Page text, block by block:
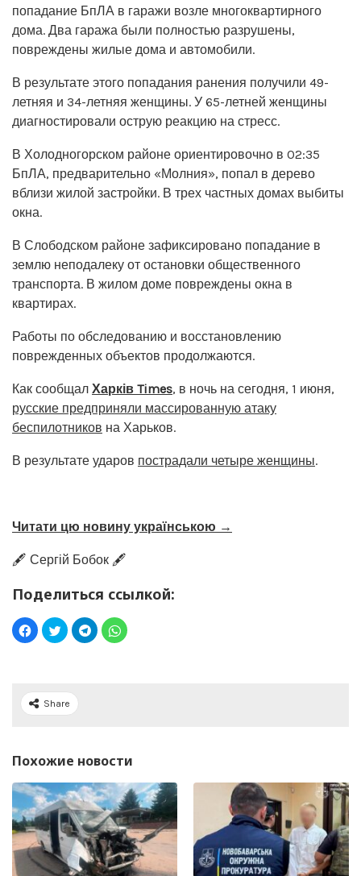
попадание БпЛА в гаражи возле многоквартирного
дома. Два гаража были полностью разрушены,
повреждены жилые дома и автомобили.
В результате этого попадания ранения получили 49-
летняя и 34-летняя женщины. У 65-летней женщины
диагностировали острую реакцию на стресс.
В Холодногорском районе ориентировочно в 02:35
БпЛА, предварительно «Молния», попал в дерево
вблизи жилой застройки. В трех частных домах выбиты
окна.
В Слободском районе зафиксировано попадание в
землю неподалеку от остановки общественного
транспорта. В жилом доме повреждены окна в
квартирах.
Работы по обследованию и восстановлению
поврежденных объектов продолжаются.
Как сообщал Харків Times, в ночь на сегодня, 1 июня,
русские предприняли массированную атаку
беспилотников на Харьков.
В результате ударов пострадали четыре женщины.
Читати цю новину українською →
🖋️ Сергій Бобок 🖋️
Поделиться ссылкой:
Share
Похожие новости